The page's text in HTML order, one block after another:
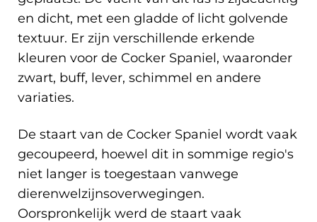
en dicht, met een gladde of licht golvende
textuur. Er zijn verschillende erkende
kleuren voor de Cocker Spaniel, waaronder
zwart, buff, lever, schimmel en andere
variaties.
De staart van de Cocker Spaniel wordt vaak
gecoupeerd, hoewel dit in sommige regio's
niet langer is toegestaan vanwege
dierenwelzijnsoverwegingen.
Oorspronkelijk werd de staart vaak